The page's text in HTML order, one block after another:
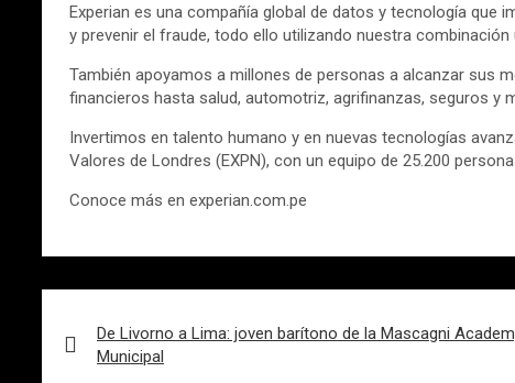
Experian es una compañía global de datos y tecnología que
y prevenir el fraude, todo ello utilizando nuestra
También apoyamos a millones de personas a alcanzar sus
financieros hasta salud, automotriz, agrifinanzas, seguros y
Invertimos en talento humano y en nuevas tecnologías
Valores de Londres (EXPN), con un equipo de 25.200
Conoce más en experian.com.pe
de
entradas
De Livorno a Lima: joven barítono de la Mascagni
Municipal